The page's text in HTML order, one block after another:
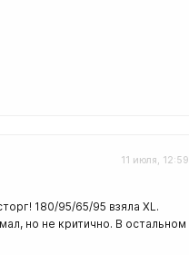
11 июля, 12:59
180/95/65/95 взяла XL.
но не критично. В остальном